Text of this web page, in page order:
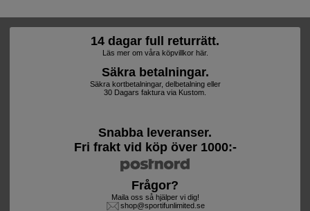
14 dagar full returrätt.
Läs mer om våra köpvillkor här.
Säkra betalningar.
Säkra kortbetalningar, delbetalning eller
30 Dagars faktura via Kustom.
Snabba leveranser.
Fri frakt vid köp över 1000:-
Frågor?
Maila oss så hjälper vi dig!
shop@sportifunlimited.se